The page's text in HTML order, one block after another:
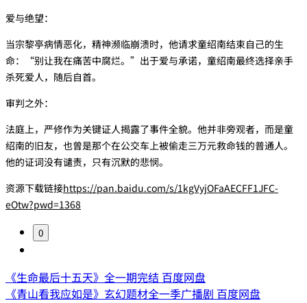
‌爱与绝望‌：
当宗黎亭病情恶化，精神濒临崩溃时，他请求童绍南结束自己的生
命：“别让我在痛苦中腐烂。”出于爱与承诺，童绍南最终选择亲手
杀死爱人，随后自首。
‌审判之外‌：
法庭上，严修作为关键证人揭露了事件全貌。他并非旁观者，而是童
绍南的旧友，也曾是那个在公交车上被偷走三万元救命钱的普通人。
他的证词没有谴责，只有沉默的悲悯。
资源下载链接https://pan.baidu.com/s/1kgVyjOFaAECFF1JFC-
eOtw?pwd=1368
0
《生命最后十五天》全一期完结 百度网盘
《青山看我应如是》玄幻题材全一季广播剧 百度网盘